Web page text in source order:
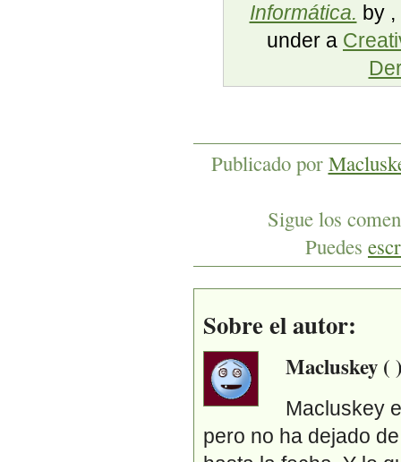
Informática. by
under a
Publicado por
Sigue los
Puedes
Sobre el autor:
Macluskey (
Macluskey
pero no ha dejado